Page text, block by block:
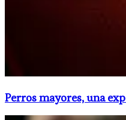
Perros mayores, una